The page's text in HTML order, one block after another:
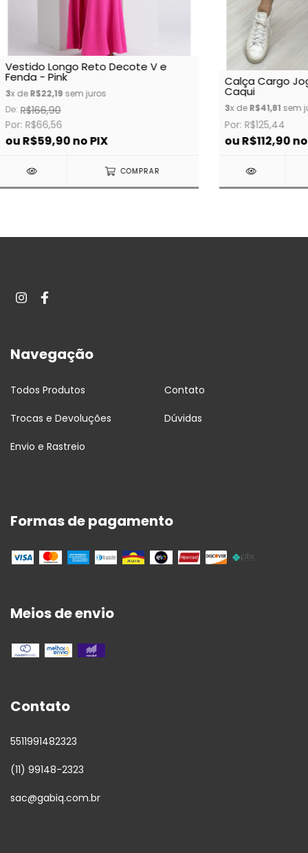
Vestido Longo Reto Decote V e
Fenda - Pink
3x deR$22,19 sem juros
De: R$166,90
Por: R$66,56
ouR$59,90no PIX
COMPRAR
Calça Cargo
Caqui
3x deR$41,81 sem
Por: R$125,44
ouR$112,90
Navegação
Todos Produtos Contato
Trocas e Devoluções Dúvidas
Envio e Rastreio
Formas de pagamento
Meios de envio
Contato
5511991482323
(11) 99148-2323
sac@gabiq.com.br